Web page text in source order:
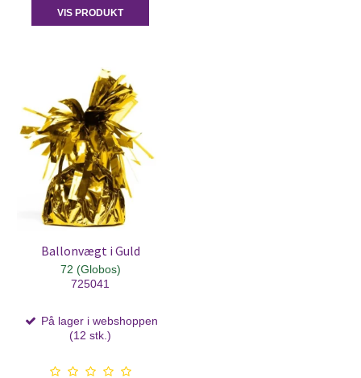
VIS PRODUKT
Ballonvægt i Guld
72 (Globos)
725041
På lager i webshoppen
(12 stk.)